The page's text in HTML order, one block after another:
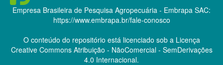
Empresa Brasileira de Pesquisa Agropecuária - Embrapa SAC:
https://www.embrapa.br/fale-conosco
O conteúdo do repositório está licenciado sob a Licença
Creative CommonsAtribuição - NãoComercial - SemDerivações
4.0 Internacional.